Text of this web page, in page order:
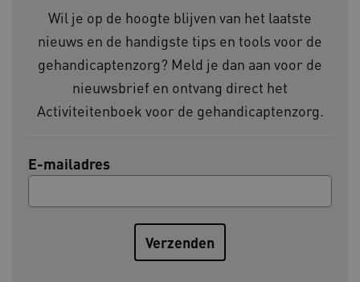
Wil je op de hoogte blijven van het laatste
nieuws en de handigste tips en tools voor de
gehandicaptenzorg? Meld je dan aan voor de
nieuwsbrief en ontvang direct het
Activiteitenboek voor de gehandicaptenzorg.
E-mailadres
__cf_bm
Cloudflare Inc.
.vimeo.com
Google Privacy Policy